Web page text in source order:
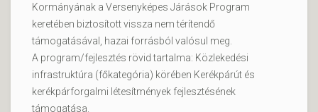
Kormányának a Versenyképes Járások Program
keretében biztosított vissza nem térítendő
támogatásával, hazai forrásból valósul meg.
A program/fejlesztés rövid tartalma: Közlekedési
infrastruktúra (főkategória) körében Kerékpárút és
kerékpárforgalmi létesítmények fejlesztésének
támogatása.